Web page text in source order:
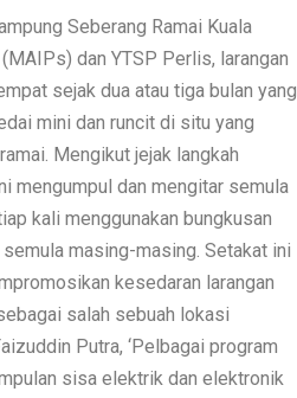
Seberang Ramai Kuala
dan YTSP Perlis, larangan
sejak dua atau tiga bulan yang
mini dan runcit di situ yang
Mengikut jejak langkah
mengumpul dan mengitar semula
kali menggunakan bungkusan
masing-masing. Setakat ini
kesedaran larangan
salah sebuah lokasi
Putra, ‘Pelbagai program
sisa elektrik dan elektronik